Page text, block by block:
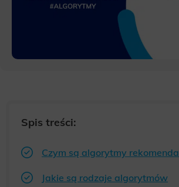
Spis treści:
Czym są algorytmy
Jakie są rodzaje algorytmów